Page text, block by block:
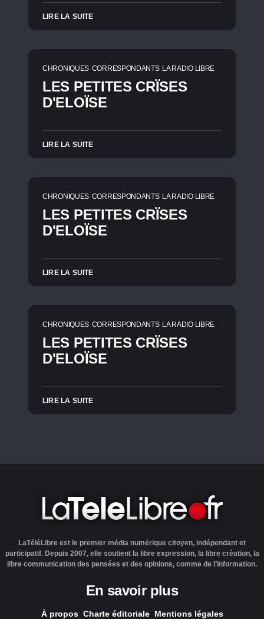
LIRE LA SUITE
CHRONIQUES CORRESPONDANTS LA RADIO LIBRE
LES PETITES CRÏSES
D'ELOÏSE
LIRE LA SUITE
CHRONIQUES CORRESPONDANTS LA RADIO LIBRE
LES PETITES CRÏSES
D'ELOÏSE
LIRE LA SUITE
CHRONIQUES CORRESPONDANTS LA RADIO LIBRE
LES PETITES CRÏSES
D'ELOÏSE
LIRE LA SUITE
LaTéléLibre est le premier média numérique citoyen, indépendant et
participatif. Depuis 2007, elle soutient la libre expression, la libre création, la
libre communication des pensées et des opinions, comme de l’information.
En savoir plus
À propos Charte éditoriale Mentions légales